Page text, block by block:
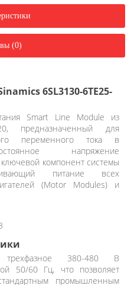
(0)
6SL3130-6TE25-
Smart Line Module из
предназначенный для
переменного тока в
напряжение
компонент системы
питание всех
(Mоtor Modules) и
380-480 В
50/60 Гц, что позволяет
промышленным